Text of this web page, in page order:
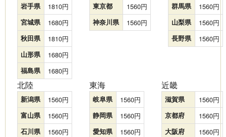
岩手県 1810
宮城県 1680
秋田県 1810
山形県 1680
福島県 1680
東京都 1560
神奈川県 1560
群馬県 1560
山梨県 1560
長野県 1560
北陸
新潟県 1560
富山県 1560
石川県 1560
東海
岐阜県 1560
静岡県 1560
愛知県 1560
近畿
滋賀県 1560
京都府 1560
大阪府 1560